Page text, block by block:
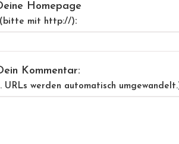
Homepage
(bitte mit http://):
Kommentar:
URLs werden automatisch